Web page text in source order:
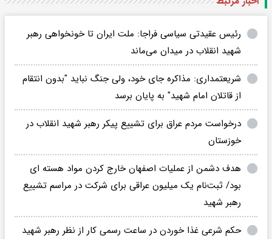
رئیس عقیدتی سیاسی فراجا: ملت ایران تا خونخواهی رهبر
شهید انقلاب در میدان می‌ماند
شریعتمداری: مذاکره جای خود، ولی جنگ نباید "بدون انتقام
از قاتلان امام شهید" به پایان برسد
درخواست مردم عراق برای تشییع پیکر رهبر شهید انقلاب در
خوزستان
هدف دشمن از عملیات اصفهان خارج کردن مواد هسته ای
بود/ ثبت‌نام یک میلیون عراقی برای شرکت در مراسم تشییع
رهبر شهید
حکم شرعی غذا خوردن در ساعت رسمی کار از نظر رهبر شهید